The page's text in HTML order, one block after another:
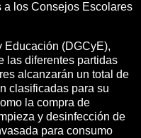
a los Consejos Escolares
Educación (DGCyE),
las diferentes partidas
alcanzarán un total de
clasificadas para su
la compra de
y desinfección de
para consumo